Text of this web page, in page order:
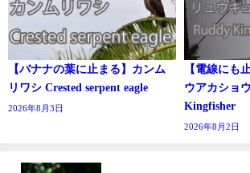
【バナナの葉に止まる】カンム
リワシ Crested serpent eagle
2026年8月3日
【電線にも
ウアカショ
Kingfisher
2026年8月2日